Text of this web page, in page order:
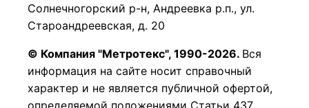
Солнечногорский р-н, Андреевка р.п., ул.
Староандреевская, д. 20
© Компания "Метротекс", 1990-2026. Вся
информация на сайте носит справочный
характер и не является публичной офертой,
определяемой положениями Статьи 437